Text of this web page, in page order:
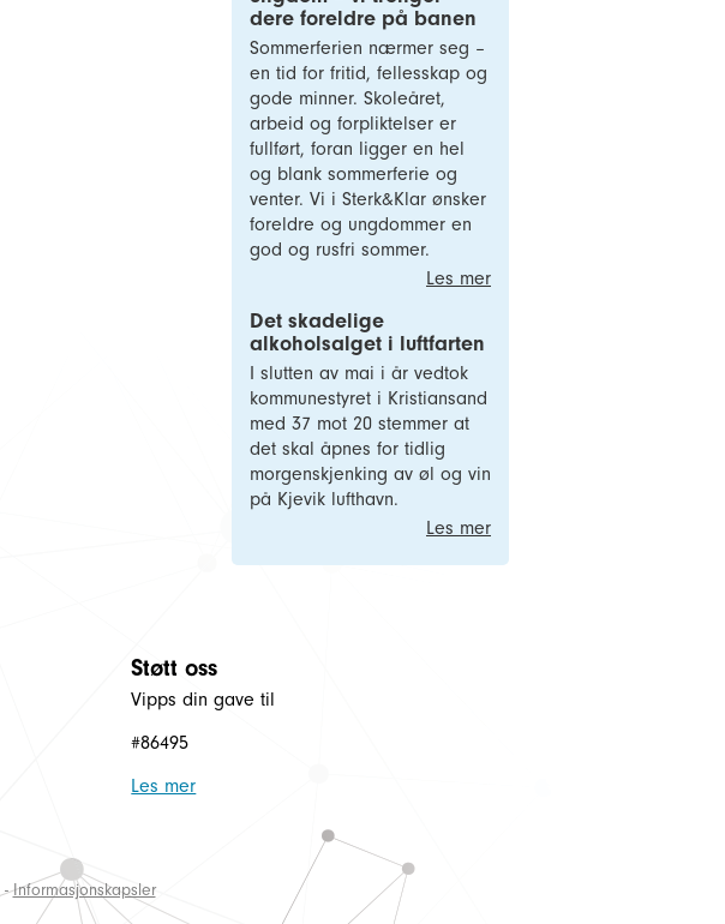
dere foreldre på banen
Sommerferien nærmer seg –
en tid for fritid, fellesskap og
gode minner. Skoleåret,
arbeid og forpliktelser er
fullført, foran ligger en hel
og blank sommerferie og
venter. Vi i Sterk&Klar ønsker
foreldre og ungdommer en
god og rusfri sommer.
Les mer
Det skadelige
alkoholsalget i luftfarten
I slutten av mai i år vedtok
kommunestyret i Kristiansand
med 37 mot 20 stemmer at
det skal åpnes for tidlig
morgenskjenking av øl og vin
på Kjevik lufthavn.
Les mer
Støtt oss
Vipps din gave til
#86495
Les mer
-Informasjonskapsler